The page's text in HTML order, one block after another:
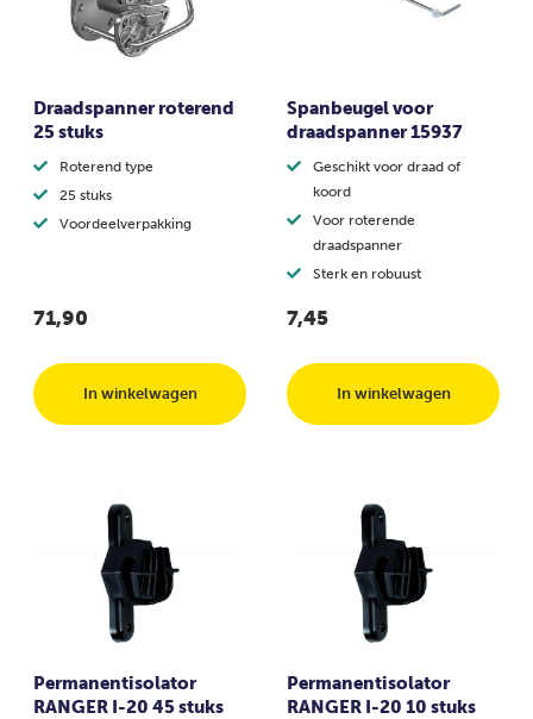
Draadspanner roterend
25 stuks
Roterend type
25 stuks
Voordeelverpakking
71,90
In winkelwagen
Spanbeugel voor
draadspanner 15937
Geschikt voor draad of
koord
Voor roterende
draadspanner
Sterk en robuust
7,45
In winkelwagen
Permanentisolator
RANGER I-20 45 stuks
Permanentisolator
RANGER I-20 10 stuks